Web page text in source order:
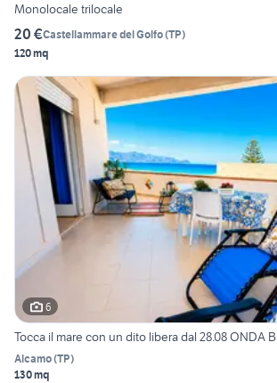
Monolocale trilocale
20 €Castellammare del Golfo(TP)
120 mq
6
Tocca il mare con un dito libera dal 28.08 ONDA B
Alcamo(TP)
130 mq